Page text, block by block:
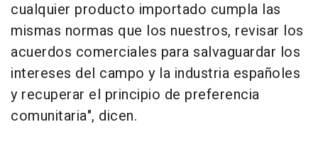
cualquier producto importado cumpla las
mismas normas que los nuestros, revisar los
acuerdos comerciales para salvaguardar los
intereses del campo y la industria españoles
y recuperar el principio de preferencia
comunitaria", dicen.